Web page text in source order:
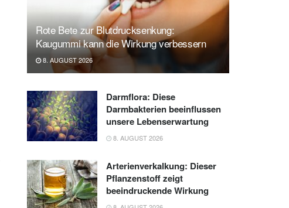
Rote Bete zur Blutdrucksenkung:
Kaugummi kann die Wirkung verbessern
8. AUGUST 2026
Darmflora: Diese
Darmbakterien beeinflussen
unsere Lebenserwartung
8. AUGUST 2026
Arterienverkalkung: Dieser
Pflanzenstoff zeigt
beeindruckende Wirkung